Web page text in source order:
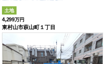
土地
4,299万円
東村山市萩山町１丁目